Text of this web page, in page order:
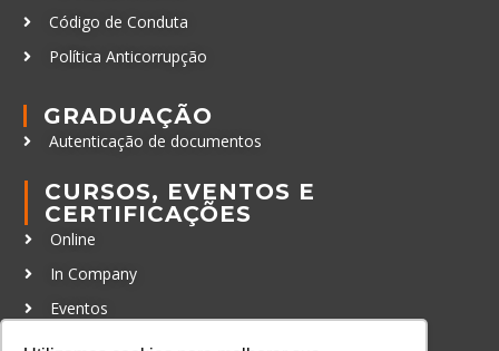
Código de Conduta
Política Anticorrupção
GRADUAÇÃO
Autenticação de documentos
CURSOS, EVENTOS E
CERTIFICAÇÕES
Online
In Company
Eventos
Certificações